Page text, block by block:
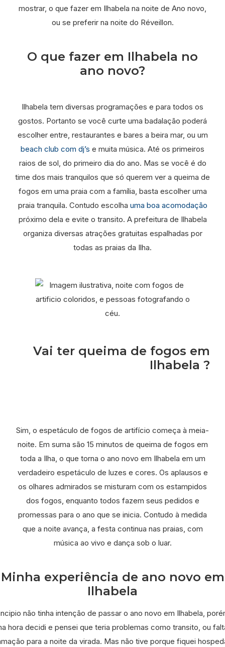
mostrar, o que fazer em Ilhabela na noite de Ano novo,
ou se preferir na noite do Réveillon.
O que fazer em Ilhabela no
ano novo?
Ilhabela tem diversas programações e para todos os
gostos. Portanto se você curte uma badalação poderá
escolher entre, restaurantes e bares a beira mar, ou um
beach club com dj’s e muita música. Até os primeiros
raios de sol, do primeiro dia do ano. Mas se você é do
time dos mais tranquilos que só querem ver a queima de
fogos em uma praia com a família, basta escolher uma
praia tranquila. Contudo escolha uma boa acomodação
próximo dela e evite o transito. A prefeitura de Ilhabela
organiza diversas atrações gratuitas espalhadas por
todas as praias da Ilha.
Vai ter queima de fogos em
Ilhabela ?
Sim, o espetáculo de fogos de artifício começa à meia-
noite. Em suma são 15 minutos de queima de fogos em
toda a Ilha, o que torna o ano novo em Ilhabela em um
verdadeiro espetáculo de luzes e cores. Os aplausos e
os olhares admirados se misturam com os estampidos
dos fogos, enquanto todos fazem seus pedidos e
promessas para o ano que se inicia. Contudo à medida
que a noite avança, a festa continua nas praias, com
música ao vivo e dança sob o luar.
Minha experiência de ano novo em
Ilhabela
não tinha intenção de passar o ano novo em Ilhabela,
hora decidi e pensei que teria problemas como transito, ou
para a noite da virada. Mas não tive porque fiquei